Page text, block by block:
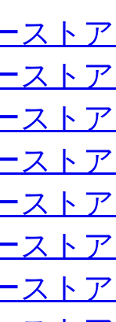
スト
スト
スト
スト
スト
スト
スト